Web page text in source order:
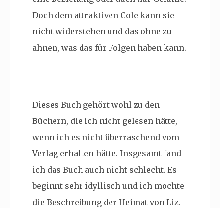
Doch dem attraktiven Cole kann sie
nicht widerstehen und das ohne zu
ahnen, was das für Folgen haben kann.
Dieses Buch gehört wohl zu den
Büchern, die ich nicht gelesen hätte,
wenn ich es nicht überraschend vom
Verlag erhalten hätte. Insgesamt fand
ich das Buch auch nicht schlecht. Es
beginnt sehr idyllisch und ich mochte
die Beschreibung der Heimat von Liz.